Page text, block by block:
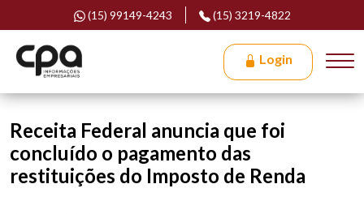
(15) 99149-4243 (15) 3219-4822
Login
Receita Federal anuncia que foi
concluído o pagamento das
restituições do Imposto de Renda